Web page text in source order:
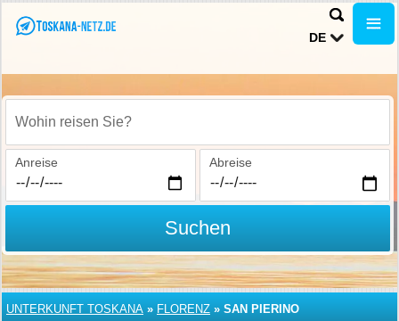
DE
Wohin reisen Sie?
Anreise Abreise
Suchen
UNTERKUNFT TOSKANA » FLORENZ » SAN PIERINO